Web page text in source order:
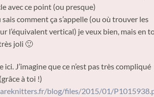
avec ce point (ou presque)
comment ça s’appelle (ou où trouver les
l’équivalent vertical) je veux bien, mais en
joli 🙂
ici. J’imagine que ce n’est pas très compliqué
à toi !)
blog/files/2015/01/